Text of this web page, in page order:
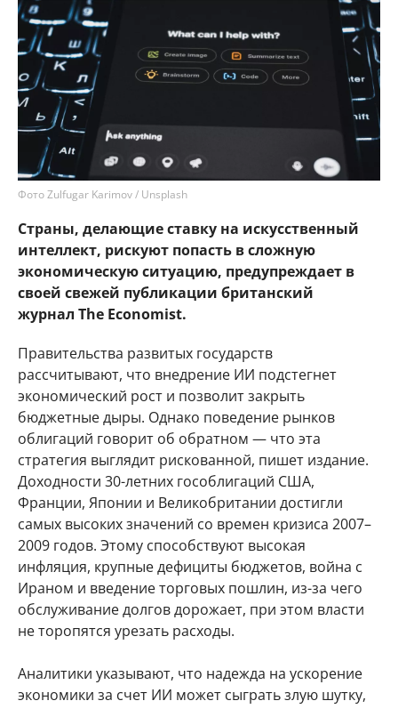
Фото Zulfugar Karimov / Unsplash
Страны, делающие ставку на искусственный
интеллект, рискуют попасть в сложную
экономическую ситуацию, предупреждает в
своей свежей публикации британский
журнал The Economist.
Правительства развитых государств
рассчитывают, что внедрение ИИ подстегнет
экономический рост и позволит закрыть
бюджетные дыры. Однако поведение рынков
облигаций говорит об обратном — что эта
стратегия выглядит рискованной, пишет издание.
Доходности 30-летних гособлигаций США,
Франции, Японии и Великобритании достигли
самых высоких значений со времен кризиса 2007–
2009 годов. Этому способствуют высокая
инфляция, крупные дефициты бюджетов, война с
Ираном и введение торговых пошлин, из-за чего
обслуживание долгов дорожает, при этом власти
не торопятся урезать расходы.
Аналитики указывают, что надежда на ускорение
экономики за счет ИИ может сыграть злую шутку,